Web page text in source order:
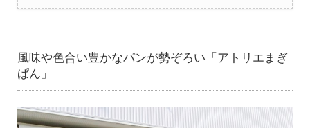
風味や色合い豊かなパンが勢ぞろい「アトリエまぎ
ぱん」